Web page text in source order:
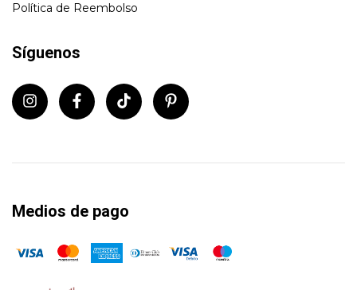
Política de Reembolso
Síguenos
Medios de pago